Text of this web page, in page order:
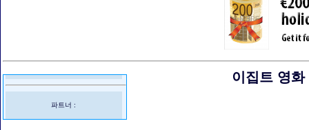
파트너 :
이집트 영화